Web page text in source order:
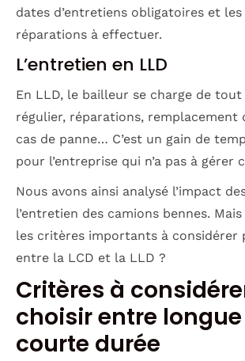
dates d’entretiens obligatoires et
réparations à effectuer.
L’entretien en LLD
En LLD, le bailleur se charge de
régulier, réparations, remplacement
cas de panne… C’est un gain de
pour l’entreprise qui n’a pas à gérer
Nous avons ainsi analysé l’impact
l’entretien des camions bennes.
les critères importants à considérer
entre la LCD et la LLD ?
Critères à
choisir entre
courte durée